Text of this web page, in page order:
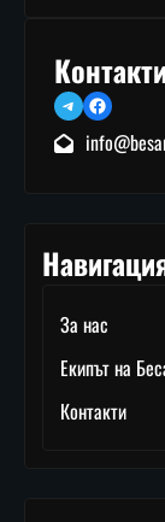
Контакти
TelegramFacebook
За нас
Екипът на
Контакти